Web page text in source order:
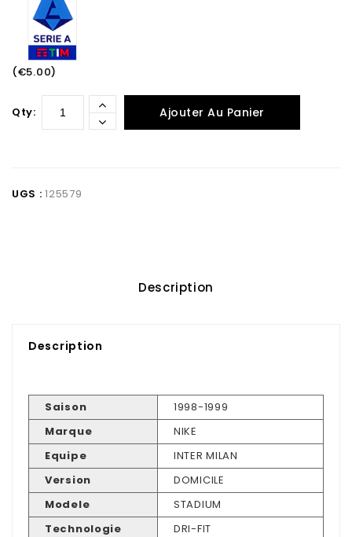
(€5.00)
Qty: Ajouter Au Panier
UGS :125579
Description
Description
Saison
1998-1999
Marque
NIKE
Equipe
INTER MILAN
Version
DOMICILE
Modele
STADIUM
Technologie
DRI-FIT